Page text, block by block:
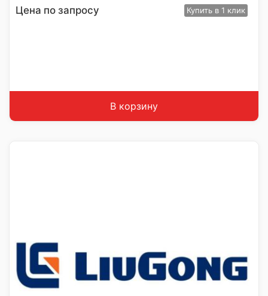
Цена по запросу Купить в 1 клик
В корзину